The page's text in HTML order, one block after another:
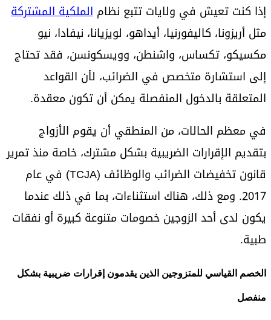
إذا كنت تعيش في ولايات تتبع نظام الملكية المشتركة
مثل أريزونا، كاليفورنيا، أيداهو، لويزيانا، نيفادا، نيو
مكسيكو، تكساس، واشنطن، وويسكونسن، فقد تحتاج
إلى استشارة متخصص في الضرائب، لأن القواعد
المتعلقة بالدخول المنفصلة يمكن أن تكون معقدة.
في معظم الحالات، من المنطقي أن يقوم الأزواج
بتقديم الإقرارات الضريبية بشكل مشترك، خاصة منذ تمرير
قانون تخفيضات الضرائب والوظائف (TCJA) في عام
2017. ومع ذلك، هناك استثناءات، بما في ذلك عندما
يكون لدى أحد الزوجين خصومات متنوعة كبيرة أو نفقات
طبية.
الخصم القياسي للمتزوجين الذين يقدمون إقرارات ضريبية بشكل
منفصل